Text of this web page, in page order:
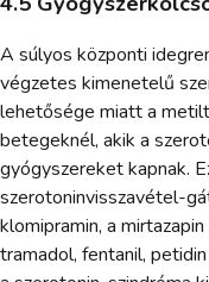
A súlyos központi
végzetes kimenetelű
lehetősége miatt a
betegeknél, akik a
gyógyszereket kapnak.
szerotoninvisszavétel-
klomipramin, a
tramadol, fentanil,